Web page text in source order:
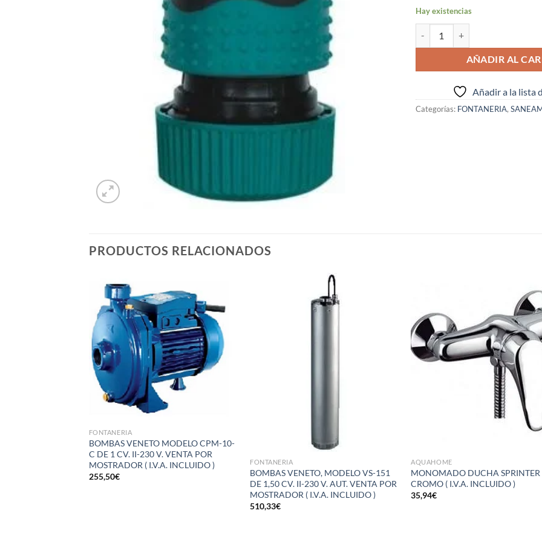
Hay existencias
AÑADIR AL
Añadir a la lista
Categorías: FONTANERIA,
PRODUCTOS RELACIONADOS
Añadir
a la
lista de
deseos
FONTANERIA
BOMBAS VENETO MODELO CPM-10-
C DE 1 CV. II-230 V. VENTA POR
MOSTRADOR ( I.V.A. INCLUIDO )
255,50€
FONTANERIA
BOMBAS VENETO, MODELO VS-151
DE 1,50 CV. II-230 V. AUT. VENTA POR
MOSTRADOR ( I.V.A. INCLUIDO )
510,33€
a
lista
AQUAHOME
MONOMADO DUCHA SPRINTER
CROMO ( I.V.A. INCLUIDO )
35,94€